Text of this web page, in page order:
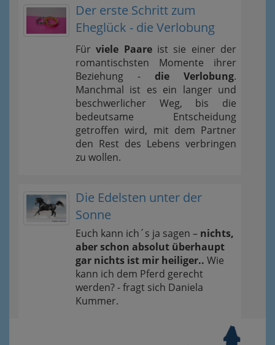
Der erste Schritt zum
Eheglück - die Verlobung
Fürviele Paareist sie einer der
romantischsten Momente ihrer
Beziehung - die Verlobung.
Manchmal ist es ein langer und
beschwerlicher Weg, bis die
bedeutsame Entscheidung
getroffen wird, mit dem Partner
den Rest des Lebens verbringen
zu wollen.
Die Edelsten unter der
Sonne
Euch kann ich´s ja sagen – nichts,
aber schon absolut überhaupt
gar nichts ist mir heiliger.. Wie
kann ich dem Pferd gerecht
werden? - fragt sich Daniela
Kummer.